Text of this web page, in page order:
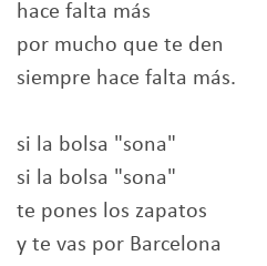
hace falta más
por mucho que te den
siempre hace falta más.
si la bolsa "sona"
si la bolsa "sona"
te pones los zapatos
y te vas por Barcelona